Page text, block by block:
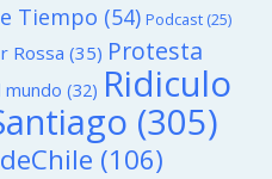
Tiempo (54) Podcast (25)
Rossa (35) Protesta
mundo (32) Ridiculo
(305)
(106)